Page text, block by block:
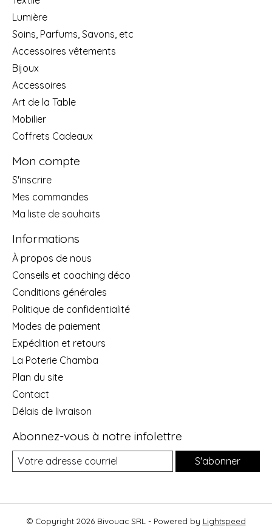
Lumière
Soins, Parfums, Savons, etc
Accessoires vêtements
Bijoux
Accessoires
Art de la Table
Mobilier
Coffrets Cadeaux
Mon compte
S'inscrire
Mes commandes
Ma liste de souhaits
Informations
À propos de nous
Conseils et coaching déco
Conditions générales
Politique de confidentialité
Modes de paiement
Expédition et retours
La Poterie Chamba
Plan du site
Contact
Délais de livraison
Abonnez-vous à notre infolettre
S'abonner
© Copyright 2026 Bivouac SRL - Powered by Lightspeed